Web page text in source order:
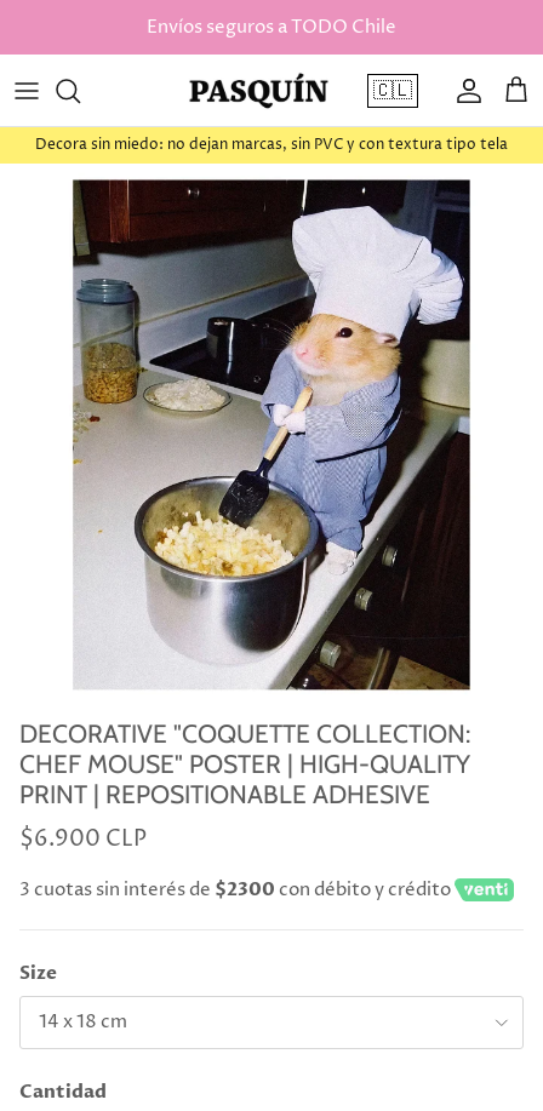
Envíos seguros a TODO Chile
🇨🇱 Cuenta
Decora sin miedo: no dejan marcas, sin PVC y con textura tipo tela
DECORATIVE "COQUETTE COLLECTION:
CHEF MOUSE" POSTER | HIGH-QUALITY
PRINT | REPOSITIONABLE ADHESIVE
$6.900 CLP
3 cuotas sin interés de $2300 con débito y crédito
Size
14 x 18 cm
Cantidad